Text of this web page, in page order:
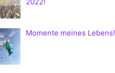
Momente meines Lebens!